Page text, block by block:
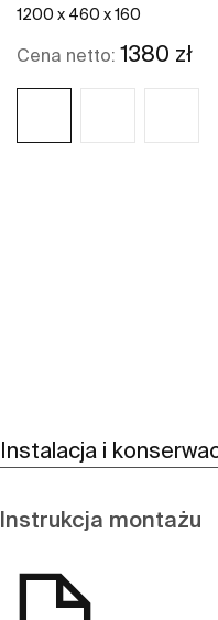
1200 x 460 x 160
Cena netto: 1380 zł
Instalacja i
Instrukcja montażu